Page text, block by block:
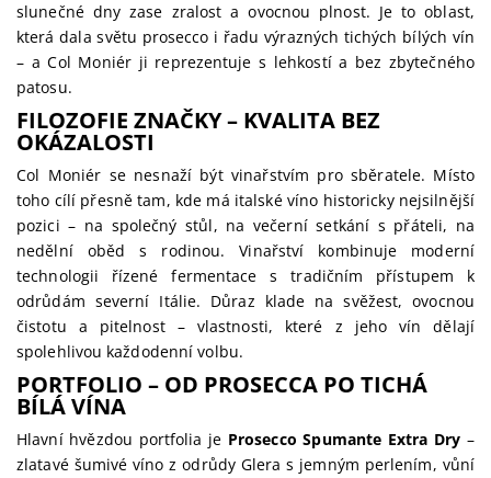
slunečné dny zase zralost a ovocnou plnost. Je to oblast,
která dala světu prosecco i řadu výrazných tichých bílých vín
– a Col Moniér ji reprezentuje s lehkostí a bez zbytečného
patosu.
FILOZOFIE ZNAČKY – KVALITA BEZ
OKÁZALOSTI
Col Moniér se nesnaží být vinařstvím pro sběratele. Místo
toho cílí přesně tam, kde má italské víno historicky nejsilnější
pozici – na společný stůl, na večerní setkání s přáteli, na
nedělní oběd s rodinou. Vinařství kombinuje moderní
technologii řízené fermentace s tradičním přístupem k
odrůdám severní Itálie. Důraz klade na svěžest, ovocnou
čistotu a pitelnost – vlastnosti, které z jeho vín dělají
spolehlivou každodenní volbu.
PORTFOLIO – OD PROSECCA PO TICHÁ
BÍLÁ VÍNA
Hlavní hvězdou portfolia je Prosecco Spumante Extra Dry –
zlatavé šumivé víno z odrůdy Glera s jemným perlením, vůní